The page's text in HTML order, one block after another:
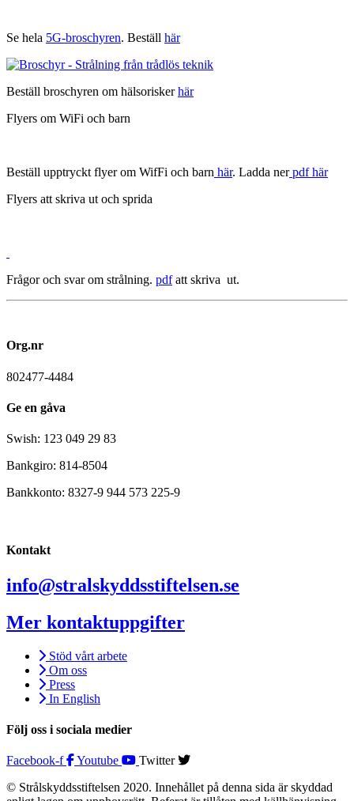
Se hela 5G-broschyren. Beställ här
Beställ broschyren om hälsoriskerhär
Flyers om WiFi och barn
Beställ upptryckt flyer om WifFi och barn här. Ladda nerpdf här
Flyers att skriva ut och sprida
Frågor och svar om strålning. pdfatt skriva ut.
Org.nr
802477-4484
Ge en gåva
Swish: 123 049 29 83
Bankgiro: 814-8504
Bankkonto: 8327-9 944 573 225-9
Kontakt
info@stralskyddsstiftelsen.se
Mer kontaktuppgifter
Stöd vårt arbete
Om oss
Press
In English
Följ oss i sociala medier
Facebook-f Youtube
Twitter
© Strålskyddsstiftelsen 2020. Innehållet på denna sida är skyddad